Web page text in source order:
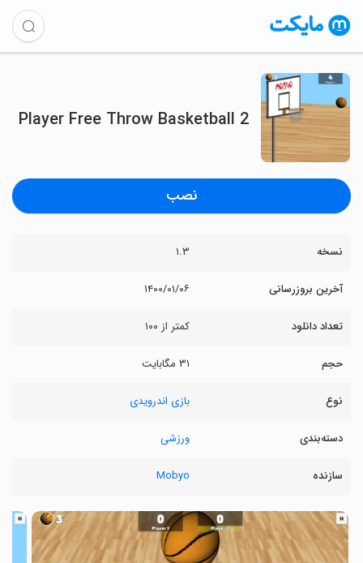
2 Player Free Throw Basketball
نصب
نسخه ۱.۳
آخرین بروزرسانی ۱۴۰۰/۰۱/۰۶
تعداد دانلود کمتر از ۱۰۰
حجم ۳۱ مگابایت
نوع بازی اندرویدی
دسته‌بندی ورزشی
سازنده Mobyo